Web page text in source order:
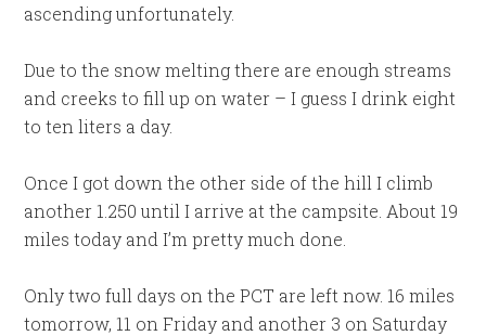
ascending unfortunately.
Due to the snow melting there are enough streams
and creeks to fill up on water – I guess I drink eight
to ten liters a day.
Once I got down the other side of the hill I climb
another 1.250 until I arrive at the campsite. About 19
miles today and I’m pretty much done.
Only two full days on the PCT are left now. 16 miles
tomorrow, 11 on Friday and another 3 on Saturday